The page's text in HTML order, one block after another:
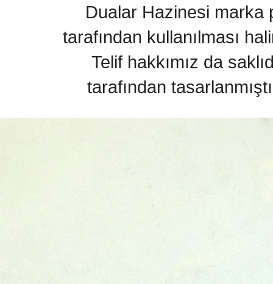
Dualar Hazinesi marka
tarafından kullanılması
Telif hakkımız da
tarafından